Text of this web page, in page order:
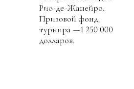
Рио-де-Жанейро.
Призовой фонд
турнира —1 250 000
долларов.